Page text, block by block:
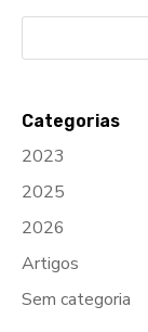
Categorias
2023
2025
2026
Artigos
Sem categoria